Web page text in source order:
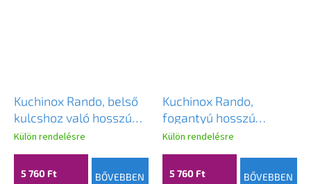
Kuchinox Rando, belső
kulcshoz való hosszú
szerelvényen lévő
kilincs, fekete, LAV-
KRA_911A
Külön rendelésre
5 760 Ft BŐVEBBEN
Kuchinox Rando,
fogantyú hosszú
szerelvényen
hengerbetéthez,
fekete, LAV-KRA_912A
Külön rendelésre
5 760 Ft BŐVEBBEN